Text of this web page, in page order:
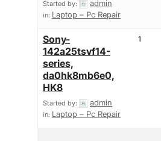
Started by: admin
in: Laptop – Pc Repair
Sony-
142a25tsvf14-
series,
da0hk8mb6e0,
HK8
Started by: admin
in: Laptop – Pc Repair
1